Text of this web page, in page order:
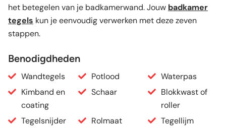
het betegelen van je badkamerwand. Jouw badkamer
tegels kun je eenvoudig verwerken met deze zeven
stappen.
Benodigdheden
Wandtegels Potlood
Waterpas
Kimband en
coating
Schaar
Blokkwast of
roller
Tegelsnijder
Rolmaat
Tegellijm